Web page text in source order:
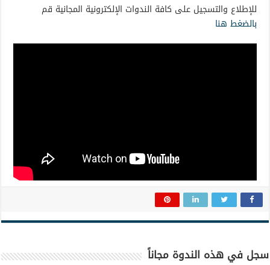
للإطلاع والتسجيل على كافة الندوات الإلكترونية المجانية قم
بالضغط هنا
سجل في هذه الندوة مجاناً